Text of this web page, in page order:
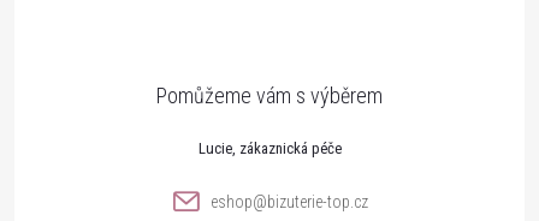
Lucie
eshop@bizuterie-top.cz